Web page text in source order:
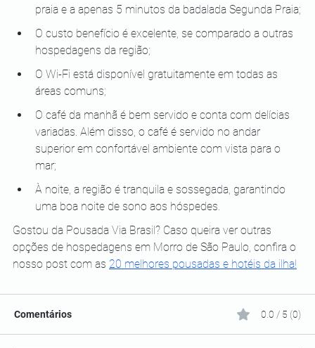
praia e a apenas 5 minutos da badalada Segunda Praia;
O custo benefício é excelente, se comparado a outras
hospedagens da região;
O Wi-Fi está disponível gratuitamente em todas as
áreas comuns;
O café da manhã é bem servido e conta com delícias
variadas. Além disso, o café é servido no andar
superior em confortável ambiente com vista para o
mar;
À noite, a região é tranquila e sossegada, garantindo
uma boa noite de sono aos hóspedes.
Gostou da Pousada Via Brasil? Caso queira ver outras
opções de hospedagens em Morro de São Paulo, confira o
nosso post com as 20 melhores pousadas e hotéis da ilha!
Comentários 0.0 / 5 (0)